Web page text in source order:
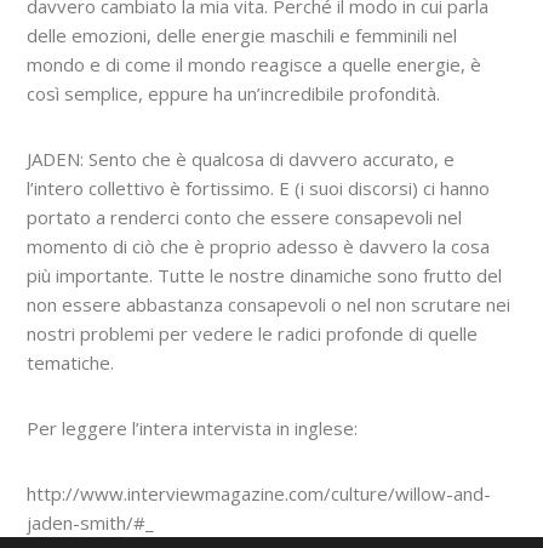
davvero cambiato la mia vita. Perché il modo in cui parla
delle emozioni, delle energie maschili e femminili nel
mondo e di come il mondo reagisce a quelle energie, è
così semplice, eppure ha un’incredibile profondità.
JADEN: Sento che è qualcosa di davvero accurato, e
l’intero collettivo è fortissimo. E (i suoi discorsi) ci hanno
portato a renderci conto che essere consapevoli nel
momento di ciò che è proprio adesso è davvero la cosa
più importante. Tutte le nostre dinamiche sono frutto del
non essere abbastanza consapevoli o nel non scrutare nei
nostri problemi per vedere le radici profonde di quelle
tematiche.
Per leggere l’intera intervista in inglese:
http://www.interviewmagazine.com/culture/willow-and-
jaden-smith/#_